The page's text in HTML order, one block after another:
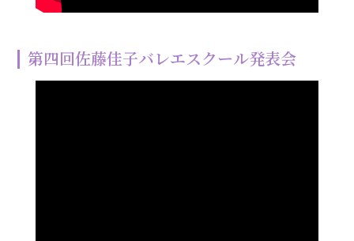
第四回佐藤佳子バレエスクール発表会